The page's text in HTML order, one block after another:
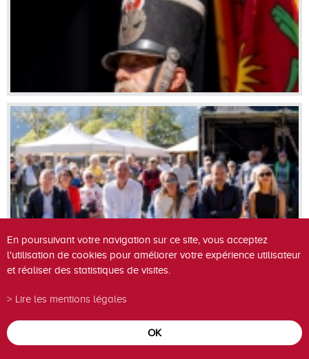
En poursuivant votre navigation sur ce site, vous acceptez
l'utilisation de cookies pour améliorer votre expérience utilisateur
et réaliser des statistiques de visites.
Lire les mentions légales
OK